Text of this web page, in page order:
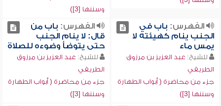
وسننها [3])
الفهرس: باب في
الجنب ينام كهيئته لا
يمس ماء
للشيخ: عبد العزيز بن مرزوق
الطريفي
جزء من محاضرة ( أبواب الطهارة
وسننها [3])
الفهرس: باب من
قال: لا ينام الجنب
حتى يتوضأ وضوءه للصلاة
للشيخ: عبد العزيز بن مرزوق
الطريفي
جزء من محاضرة ( أبواب الطهارة
وسننها [3])